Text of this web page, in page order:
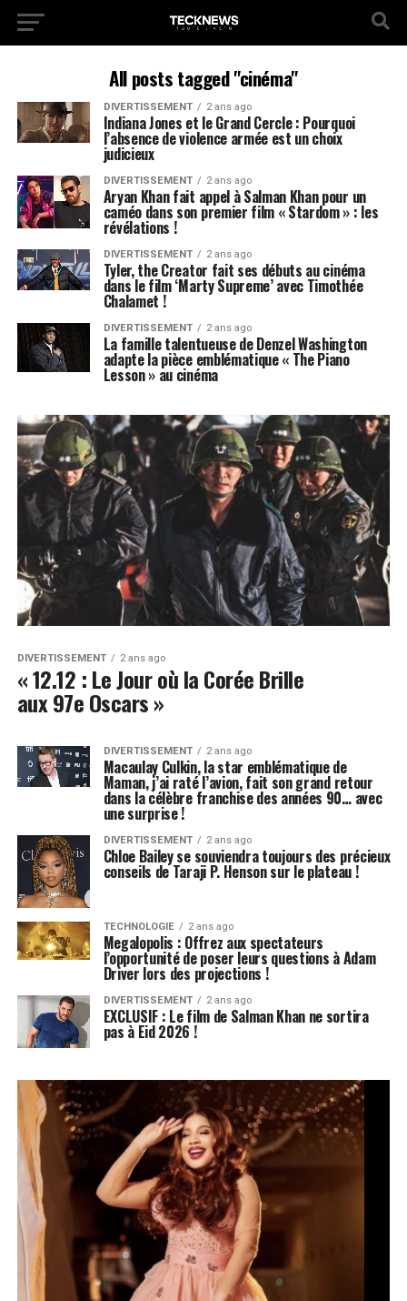
All posts tagged "cinéma"
DIVERTISSEMENT 2 ans ago
Indiana Jones et le Grand Cercle : Pourquoi
l’absence de violence armée est un choix
judicieux
DIVERTISSEMENT 2 ans ago
Aryan Khan fait appel à Salman Khan pour un
caméo dans son premier film « Stardom » : les
révélations !
DIVERTISSEMENT 2 ans ago
Tyler, the Creator fait ses débuts au cinéma
dans le film ‘Marty Supreme’ avec Timothée
Chalamet !
DIVERTISSEMENT 2 ans ago
La famille talentueuse de Denzel Washington
adapte la pièce emblématique « The Piano
Lesson » au cinéma
DIVERTISSEMENT 2 ans ago
« 12.12 : Le Jour où la Corée Brille
aux 97e Oscars »
DIVERTISSEMENT 2 ans ago
Macaulay Culkin, la star emblématique de
Maman, j’ai raté l’avion, fait son grand retour
dans la célèbre franchise des années 90… avec
une surprise !
DIVERTISSEMENT 2 ans ago
Chloe Bailey se souviendra toujours des précieux
conseils de Taraji P. Henson sur le plateau !
TECHNOLOGIE 2 ans ago
Megalopolis : Offrez aux spectateurs
l’opportunité de poser leurs questions à Adam
Driver lors des projections !
DIVERTISSEMENT 2 ans ago
EXCLUSIF : Le film de Salman Khan ne sortira
pas à Eid 2026 !